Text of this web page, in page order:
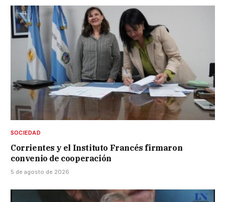
SOCIEDAD
Corrientes y el Instituto Francés firmaron
convenio de cooperación
5 de agosto de 2026